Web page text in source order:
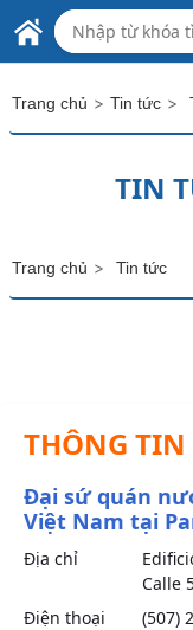
Skip to Main Content
ĐẠI SỨ QUÁN
TẠI
Trang chủ > Tin tức >
TIN
Trang chủ > Tin tức
THÔNG TIN
Đại sứ quán
Việt Nam tại
Địa chỉ
Calle
Điện thoại
(507)